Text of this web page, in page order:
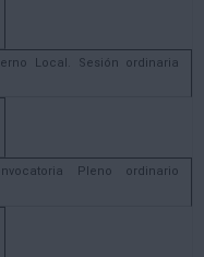
Local. Sesión ordinaria
Pleno ordinario